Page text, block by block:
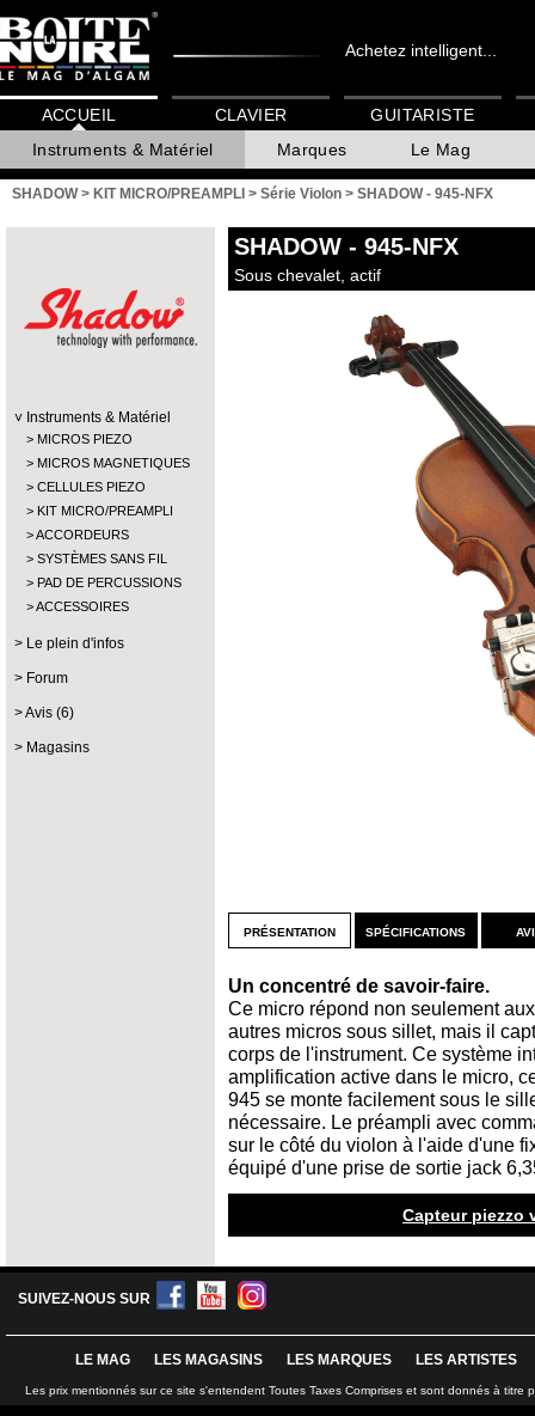
Achetez intelligent...
ACCUEIL
Instruments & Matériel
Marques Le Mag
CLAVIER GUITARISTE
SHADOW> KIT MICRO/PREAMPLI > Série Violon > SHADOW - 945-NFX
Instruments & Matériel
MICROS PIEZO
MICROS MAGNETIQUES
CELLULES PIEZO
KIT MICRO/PREAMPLI
ACCORDEURS
SYSTÈMES SANS FIL
PAD DE PERCUSSIONS
ACCESSOIRES
Le plein d'infos
Forum
Avis (6)
Magasins
SHADOW - 945-NFX
Sous chevalet, actif
présentation
Un concentré de savoir-faire.
Ce micro répond non seulement
autres micros sous sillet, mais il
corps de l'instrument. Ce système
amplification active dans le micro,
945 se monte facilement sous le
nécessaire. Le préampli avec
sur le côté du violon à l'aide d'une
équipé d'une prise de sortie jack
spécifications
Capteur piezzo
SUIVEZ-NOUS SUR
LE MAG LES MAGASINS LES MARQUES LES ARTISTES
Les prix mentionnés sur ce site s'entendent Toutes Taxes Comprises et sont donnés à